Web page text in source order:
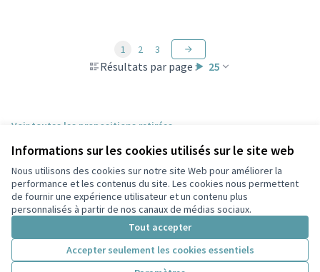
Informations sur les cookies utilisés sur le site web
Nous utilisons des cookies sur notre site Web pour améliorer la
performance et les contenus du site. Les cookies nous permettent
de fournir une expérience utilisateur et un contenu plus
personnalisés à partir de nos canaux de médias sociaux.
Tout accepter
Accepter seulement les cookies essentiels
Résultats par page : 25
1 2 3
Voir toutes les propositions retirées
Conditions d'utilisation
Paramètres des cookies
Participez Villeurbanne sur X
(Lien externe)
Participez Villeurbanne sur Facebook
Participez Villeurbanne sur Instagram
Participez Villeurbanne sur YouTube
(Lien externe)
Licence
(Lien